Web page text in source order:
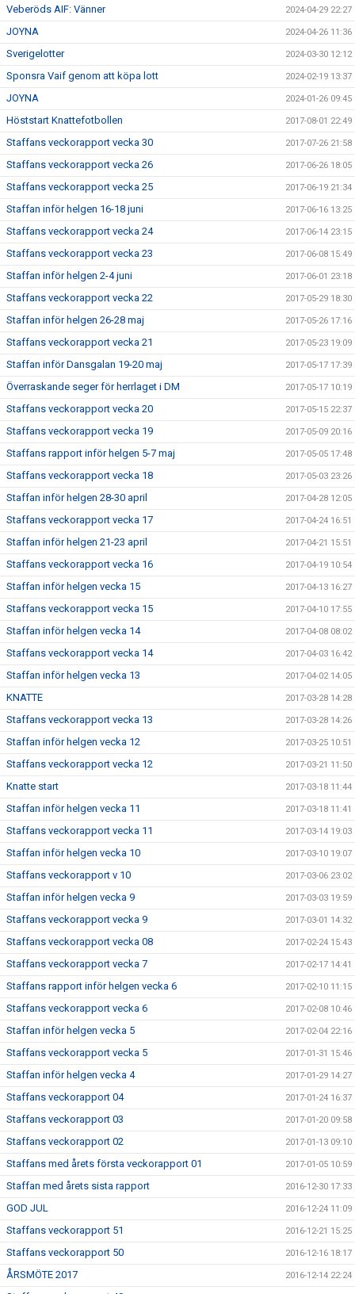
Veberöds AIF: Vänner 2024-04-29 22:27
JOYNA 2024-04-26 11:36
Sverigelotter 2024-03-30 12:12
Sponsra Vaif genom att köpa lott 2024-02-19 13:37
JOYNA 2024-01-26 09:45
Höststart Knattefotbollen 2017-08-01 22:49
Staffans veckorapport vecka 30 2017-07-26 21:58
Staffans veckorapport vecka 26 2017-06-26 18:05
Staffans veckorapport vecka 25 2017-06-19 21:34
Staffan inför helgen 16-18 juni 2017-06-16 13:25
Staffans veckorapport vecka 24 2017-06-14 23:15
Staffans veckorapport vecka 23 2017-06-08 15:49
Staffan inför helgen 2-4 juni 2017-06-01 23:18
Staffans veckorapport vecka 22 2017-05-29 18:30
Staffan inför helgen 26-28 maj 2017-05-26 17:16
Staffans veckorapport vecka 21 2017-05-23 19:09
Staffan inför Dansgalan 19-20 maj 2017-05-17 17:39
Överraskande seger för herrlaget i DM 2017-05-17 10:19
Staffans veckorapport vecka 20 2017-05-15 22:37
Staffans veckorapport vecka 19 2017-05-09 20:16
Staffans rapport inför helgen 5-7 maj 2017-05-05 17:48
Staffans veckorapport vecka 18 2017-05-03 23:26
Staffan inför helgen 28-30 april 2017-04-28 12:05
Staffans veckorapport vecka 17 2017-04-24 16:51
Staffan inför helgen 21-23 april 2017-04-21 15:51
Staffans veckorapport vecka 16 2017-04-19 10:54
Staffan inför helgen vecka 15 2017-04-13 16:27
Staffans veckorapport vecka 15 2017-04-10 17:55
Staffan inför helgen vecka 14 2017-04-08 08:02
Staffans veckorapport vecka 14 2017-04-03 16:42
Staffan inför helgen vecka 13 2017-04-02 14:05
KNATTE 2017-03-28 14:28
Staffans veckorapport vecka 13 2017-03-28 14:26
Staffan inför helgen vecka 12 2017-03-25 10:51
Staffans veckorapport vecka 12 2017-03-21 11:50
Knatte start 2017-03-18 11:44
Staffan inför helgen vecka 11 2017-03-18 11:41
Staffans veckorapport vecka 11 2017-03-14 19:03
Staffan inför helgen vecka 10 2017-03-10 19:07
Staffans veckorapport v 10 2017-03-06 23:02
Staffan inför helgen vecka 9 2017-03-03 19:59
Staffans veckorapport vecka 9 2017-03-01 14:32
Staffans veckorapport vecka 08 2017-02-24 15:43
Staffans veckorapport vecka 7 2017-02-17 14:41
Staffans rapport inför helgen vecka 6 2017-02-10 11:15
Staffans veckorapport vecka 6 2017-02-08 10:46
Staffan inför helgen vecka 5 2017-02-04 22:16
Staffans veckorapport vecka 5 2017-01-31 15:46
Staffan inför helgen vecka 4 2017-01-29 14:27
Staffans veckorapport 04 2017-01-24 16:37
Staffans veckorapport 03 2017-01-20 09:58
Staffans veckorapport 02 2017-01-13 09:10
Staffans med årets första veckorapport 01 2017-01-05 10:59
Staffan med årets sista rapport 2016-12-30 17:33
GOD JUL 2016-12-24 11:09
Staffans veckorapport 51 2016-12-21 15:25
Staffans veckorapport 50 2016-12-16 18:17
ÅRSMÖTE 2017 2016-12-14 22:24